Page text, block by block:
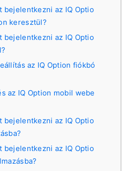
bejelentkezni az IQ Optio
keresztül?
bejelentkezni az IQ Optio
az IQ Option fiókbó
az IQ Option mobil webe
bejelentkezni az IQ Optio
bejelentkezni az IQ Optio